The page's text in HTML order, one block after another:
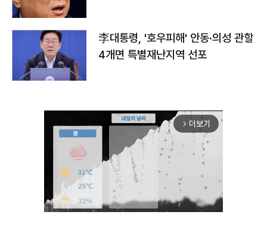
李대통령, '호우피해' 안동·의성 관할
4개면 특별재난지역 선포
arrow_forward_ios 더보기